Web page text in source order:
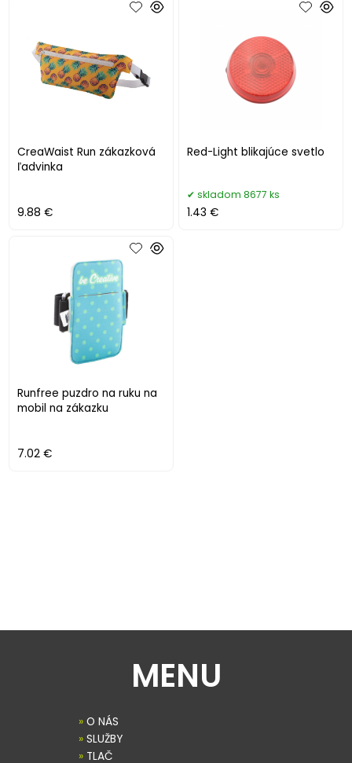
CreaWaist Run zákazková
ľadvinka
9.88 €
Red-Light blikajúce svetlo
skladom 8677 ks
1.43 €
Runfree puzdro na ruku na
mobil na zákazku
7.02 €
MENU
» O NÁS
» SLUŽBY
» TLAČ